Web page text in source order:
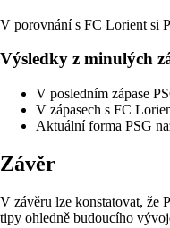
V porovnání s FC Lorient si
Výsledky z minulých
V posledním zápase
V zápasech s FC
Aktuální forma PSG
Závěr
V závěru lze konstatovat, že
tipy ohledně budoucího